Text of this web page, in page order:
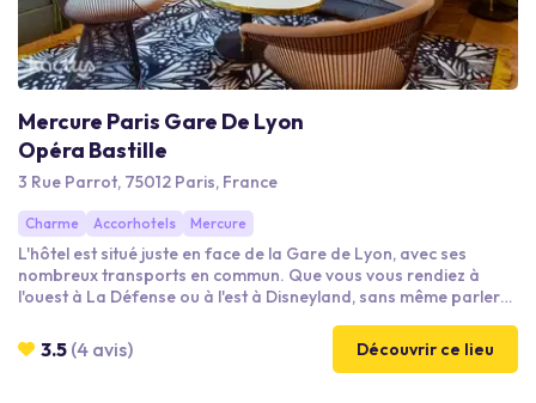
Mercure Paris Gare De Lyon
Opéra Bastille
3 Rue Parrot, 75012 Paris, France
Charme Accorhotels Mercure
L'hôtel est situé juste en face de la Gare de Lyon, avec ses
nombreux transports en commun. Que vous vous rendiez à
l'ouest à La Défense ou à l'est à Disneyland, sans même parler
Paris, notre hôtel est idéalement situé. Les lignes directes de
train et de métro vous permettront d'explorer tout ce que Paris
3.5 (4 avis) Découvrir ce lieu